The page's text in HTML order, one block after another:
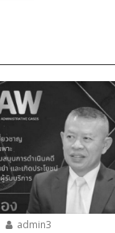
admin3